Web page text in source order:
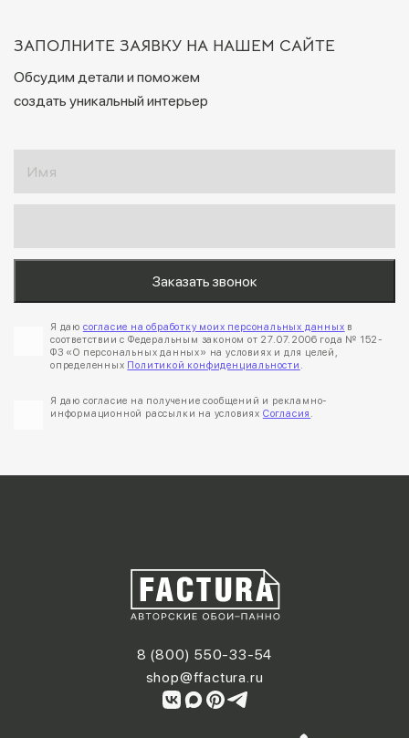
ЗАПОЛНИТЕ ЗАЯВКУ НА НАШЕМ САЙТЕ
Обсудим детали и поможем
создать уникальный интерьер
Я даю согласие на обработку моих персональных данных в
соответствии с Федеральным законом от 27.07.2006 года № 152-
ФЗ «О персональных данных» на условиях и для целей,
определенных Политикой конфиденциальности .
Я даю согласие на получение сообщений и рекламно-
информационной рассылки на условиях Согласия .
8 (800) 550-33-54
shop@ffactura.ru